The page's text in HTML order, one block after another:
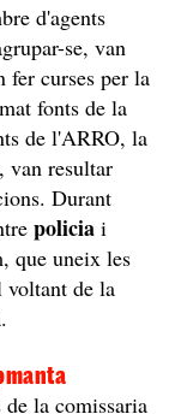
d'agents
se, van
fer curses per la
fonts de la
de l'ARRO, la
van resultar
Durant
policia i
que uneix les
voltant de la